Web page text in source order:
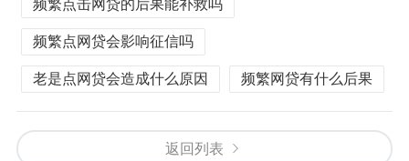
频繁点击网贷的后果能补救吗
频繁点网贷会影响征信吗
老是点网贷会造成什么原因 频繁网贷有什么后果
返回列表